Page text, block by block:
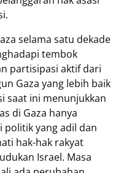
selama satu dekade
tembok
partisipasi aktif dari
Gaza yang lebih baik
saat ini menunjukkan
di Gaza hanya
politik yang adil dan
hak-hak rakyat
Israel. Masa